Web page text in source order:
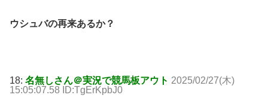
ウシュバの再来あるか？
18: 名無しさん＠実況で競馬板アウト 2025/02/27(木)
15:05:07.58 ID:TgErKpbJ0